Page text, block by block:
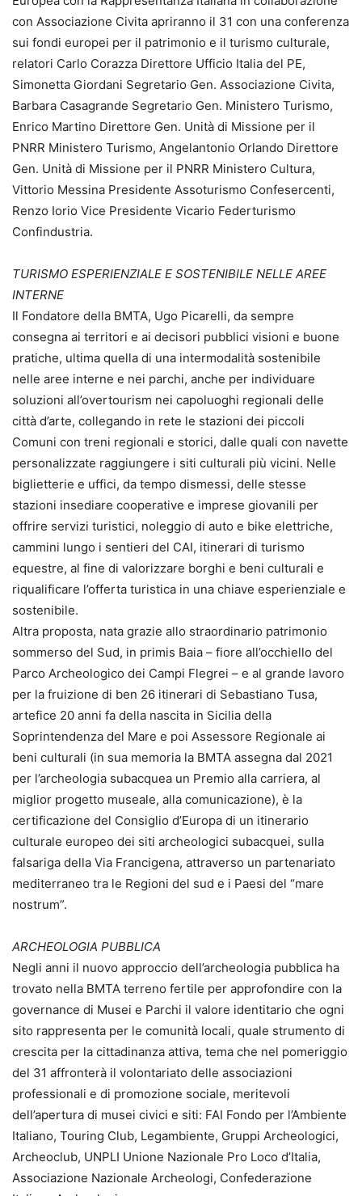
con Associazione Civita apriranno il 31 con una conferenza
sui fondi europei per il patrimonio e il turismo culturale,
relatori Carlo Corazza Direttore Ufficio Italia del PE,
Simonetta Giordani Segretario Gen. Associazione Civita,
Barbara Casagrande Segretario Gen. Ministero Turismo,
Enrico Martino Direttore Gen. Unità di Missione per il
PNRR Ministero Turismo, Angelantonio Orlando Direttore
Gen. Unità di Missione per il PNRR Ministero Cultura,
Vittorio Messina Presidente Assoturismo Confesercenti,
Renzo Iorio Vice Presidente Vicario Federturismo
Confindustria.
TURISMO ESPERIENZIALE E SOSTENIBILE NELLE AREE
INTERNE
Il Fondatore della BMTA, Ugo Picarelli, da sempre
consegna ai territori e ai decisori pubblici visioni e buone
pratiche, ultima quella di una intermodalità sostenibile
nelle aree interne e nei parchi, anche per individuare
soluzioni all’overtourism nei capoluoghi regionali delle
città d’arte, collegando in rete le stazioni dei piccoli
Comuni con treni regionali e storici, dalle quali con navette
personalizzate raggiungere i siti culturali più vicini. Nelle
biglietterie e uffici, da tempo dismessi, delle stesse
stazioni insediare cooperative e imprese giovanili per
offrire servizi turistici, noleggio di auto e bike elettriche,
cammini lungo i sentieri del CAI, itinerari di turismo
equestre, al fine di valorizzare borghi e beni culturali e
riqualificare l’offerta turistica in una chiave esperienziale e
sostenibile.
Altra proposta, nata grazie allo straordinario patrimonio
sommerso del Sud, in primis Baia – fiore all’occhiello del
Parco Archeologico dei Campi Flegrei – e al grande lavoro
per la fruizione di ben 26 itinerari di Sebastiano Tusa,
artefice 20 anni fa della nascita in Sicilia della
Soprintendenza del Mare e poi Assessore Regionale ai
beni culturali (in sua memoria la BMTA assegna dal 2021
per l’archeologia subacquea un Premio alla carriera, al
miglior progetto museale, alla comunicazione), è la
certificazione del Consiglio d’Europa di un itinerario
culturale europeo dei siti archeologici subacquei, sulla
falsariga della Via Francigena, attraverso un partenariato
mediterraneo tra le Regioni del sud e i Paesi del “mare
nostrum”.
ARCHEOLOGIA PUBBLICA
Negli anni il nuovo approccio dell’archeologia pubblica ha
trovato nella BMTA terreno fertile per approfondire con la
governance di Musei e Parchi il valore identitario che ogni
sito rappresenta per le comunità locali, quale strumento di
crescita per la cittadinanza attiva, tema che nel pomeriggio
del 31 affronterà il volontariato delle associazioni
professionali e di promozione sociale, meritevoli
dell’apertura di musei civici e siti: FAI Fondo per l’Ambiente
Italiano, Touring Club, Legambiente, Gruppi Archeologici,
Archeoclub, UNPLI Unione Nazionale Pro Loco d’Italia,
Associazione Nazionale Archeologi, Confederazione